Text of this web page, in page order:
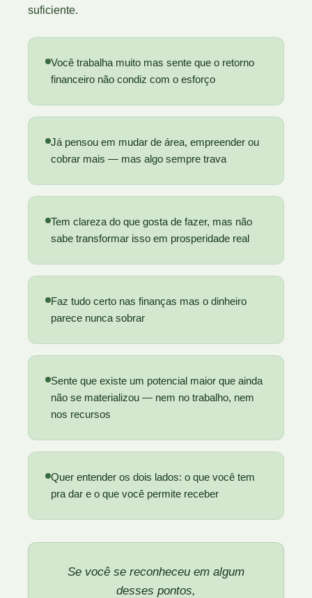
suficiente.
Você trabalha muito mas sente que o retorno
financeiro não condiz com o esforço
Já pensou em mudar de área, empreender ou
cobrar mais — mas algo sempre trava
Tem clareza do que gosta de fazer, mas não
sabe transformar isso em prosperidade real
Faz tudo certo nas finanças mas o dinheiro
parece nunca sobrar
Sente que existe um potencial maior que ainda
não se materializou — nem no trabalho, nem
nos recursos
Quer entender os dois lados: o que você tem
pra dar e o que você permite receber
Se você se reconheceu em algum
desses pontos,